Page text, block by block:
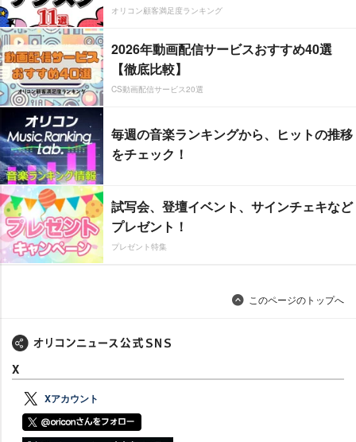
オリコン顧客満足度ランキング
2026年動画配信サービスおすすめ40選
【徹底比較】
CS動画配信サービス20選
毎週の音楽ランキングから、ヒットの推移
をチェック！
試写会、登壇イベント、サインチェキなど
プレゼント！
プレゼント特集
このページのトップへ
X
Xアカウント